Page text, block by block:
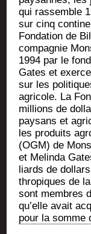
qui ras­semble
sur cinq
Fon­da­tion de
com­pa­gnie
1994 par le
Gates et
sur les
agri­cole. La
mil­lions de
pay­sans et
les pro­duits
(OGM) de
et Melin­da
liards de
thro­piques de
sont membres
qu’elle avait
pour la somme